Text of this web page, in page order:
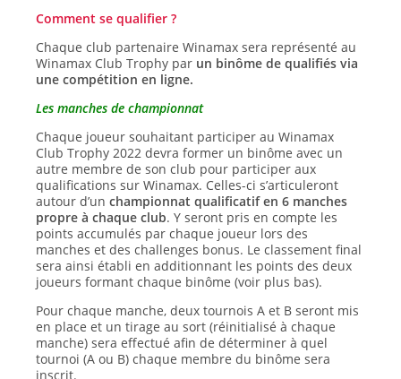
Comment se qualifier ?
Chaque club partenaire Winamax sera représenté au
Winamax Club Trophy par un binôme de qualifiés via
une compétition en ligne.
Les manches de championnat
Chaque joueur souhaitant participer au Winamax
Club Trophy 2022 devra former un binôme avec un
autre membre de son club pour participer aux
qualifications sur Winamax. Celles-ci s’articuleront
autour d’unchampionnat qualificatif en 6 manches
propre à chaque club. Y seront pris en compte les
points accumulés par chaque joueur lors des
manches et des challenges bonus. Le classement final
sera ainsi établi en additionnant les points des deux
joueurs formant chaque binôme (voir plus bas).
Pour chaque manche, deux tournois A et B seront mis
en place et un tirage au sort (réinitialisé à chaque
manche) sera effectué afin de déterminer à quel
tournoi (A ou B) chaque membre du binôme sera
inscrit.